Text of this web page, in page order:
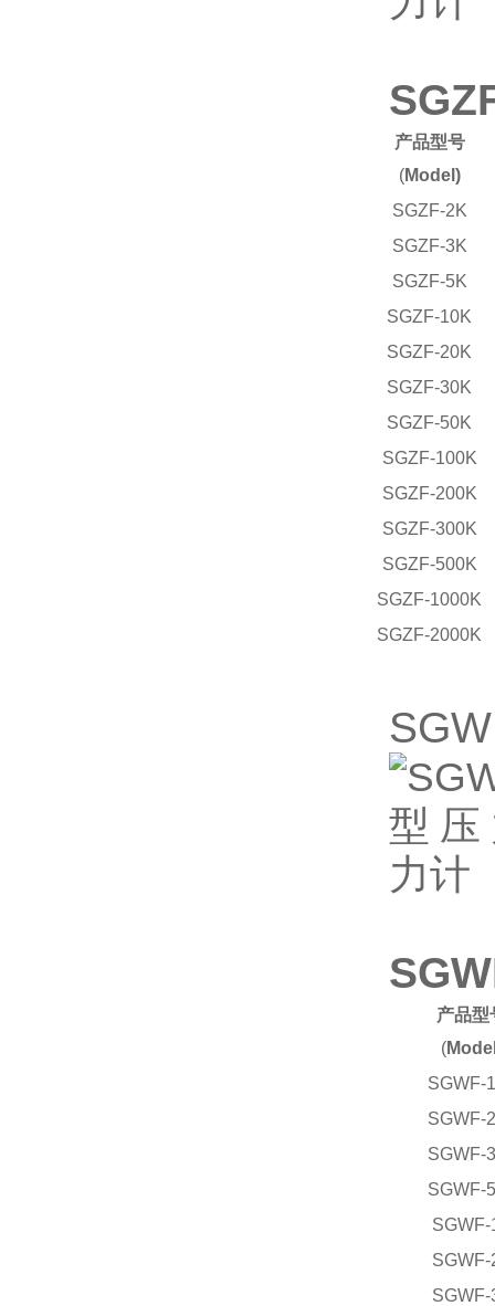
产品型号
(Model)
SGZF-2K
SGZF-3K
SGZF-5K
SGZF-10K
SGZF-20K
SGZF-30K
SGZF-50K
SGZF-100K
SGZF-200K
SGZF-300K
SGZF-500K
SGZF-1000K
SGZF-2000K
产品型
(
SGWF-
SGWF-
SGWF-
SGWF-
SGWF-
SGWF-
SGWF-